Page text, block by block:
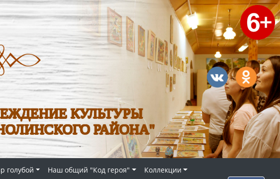
КУЛЬТУРЫ
РАЙОНА"
голубой Наш общий "Код героя"
Коллекции